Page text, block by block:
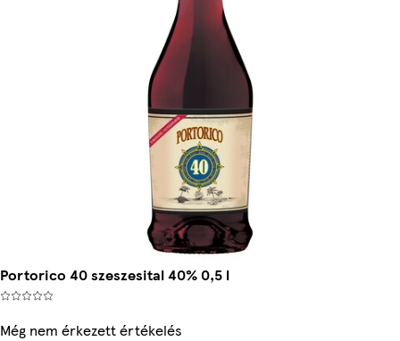
Portorico 40 szeszesital 40% 0,5 l
Még nem érkezett értékelés